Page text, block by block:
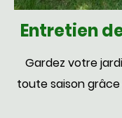
Entretien
Gardez votre
toute saison